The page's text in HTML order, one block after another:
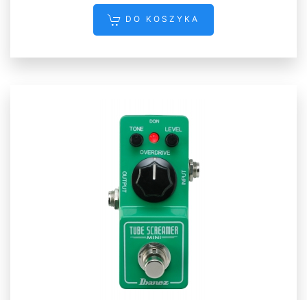
DO KOSZYKA